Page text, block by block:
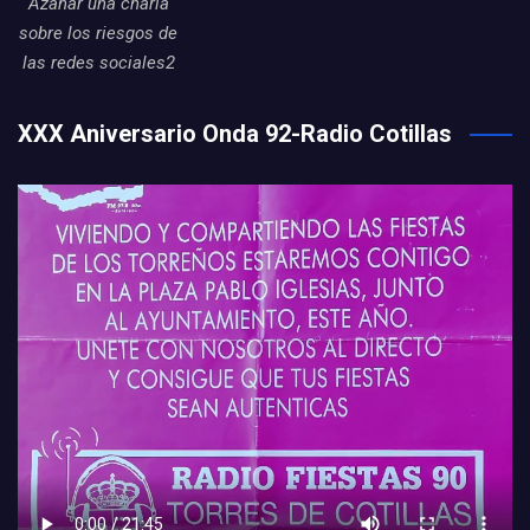
sobre los riesgos de
las redes sociales2
XXX Aniversario Onda 92-Radio Cotillas